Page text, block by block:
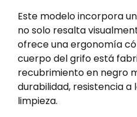
Este modelo incorpora
no solo resalta
ofrece una ergonomía
cuerpo del grifo está
recubrimiento en negro
durabilidad, resistencia a
limpieza.